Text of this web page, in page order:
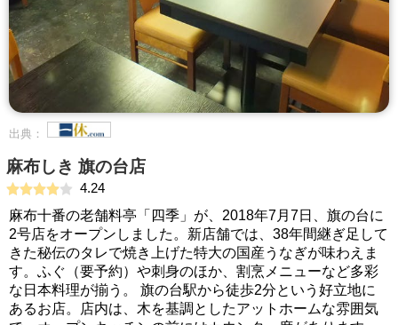
出典：
麻布しき 旗の台店
4.24
麻布十番の老舗料亭「四季」が、2018年7月7日、旗の台に
2号店をオープンしました。新店舗では、38年間継ぎ足して
きた秘伝のタレで焼き上げた特大の国産うなぎが味わえま
す。ふぐ（要予約）や刺身のほか、割烹メニューなど多彩
な日本料理が揃う。 旗の台駅から徒歩2分という好立地に
あるお店。店内は、木を基調としたアットホームな雰囲気